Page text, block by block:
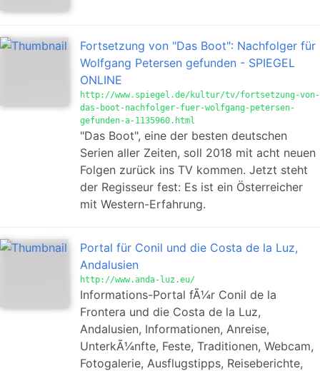
Fortsetzung von "Das Boot": Nachfolger für
Wolfgang Petersen gefunden - SPIEGEL
ONLINE
http://www.spiegel.de/kultur/tv/fortsetzung-von-
das-boot-nachfolger-fuer-wolfgang-petersen-
gefunden-a-1135960.html
"Das Boot", eine der besten deutschen
Serien aller Zeiten, soll 2018 mit acht neuen
Folgen zurück ins TV kommen. Jetzt steht
der Regisseur fest: Es ist ein Österreicher
mit Western-Erfahrung.
Portal für Conil und die Costa de la Luz,
Andalusien
http://www.anda-luz.eu/
Informations-Portal fÃ¼r Conil de la
Frontera und die Costa de la Luz,
Andalusien, Informationen, Anreise,
UnterkÃ¼nfte, Feste, Traditionen, Webcam,
Fotogalerie, Ausflugstipps, Reiseberichte,